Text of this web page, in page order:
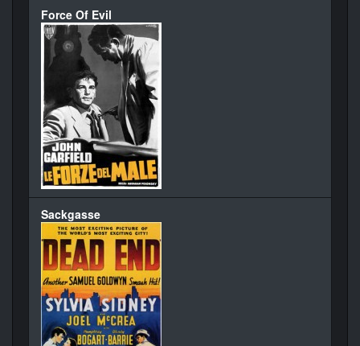
Force Of Evil
Sackgasse